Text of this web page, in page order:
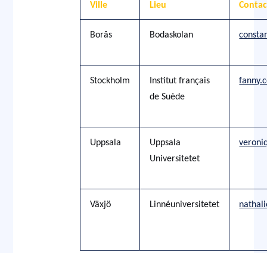
Ville Lieu
Borås Bodaskolan
Stockholm
Institut français
de Suède
Uppsala
Uppsala
Universitetet
Växjö Linnéuniversitetet